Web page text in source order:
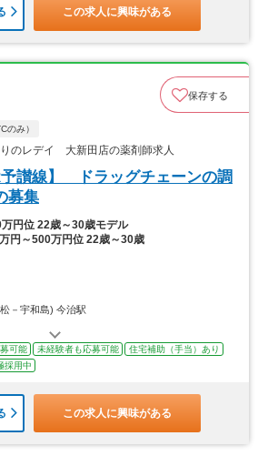
この求人に興味がある
保存する
のみ）
のレデイ 大新田店の薬剤師求人
予讃線】 ドラッグチェーンの調
募集
万円位 22歳～30歳モデル
万円～500万円位 22歳～30歳
－宇和島) 今治駅
可能 未経験者も応募可能
住宅補助（手当）あり
採用中
この求人に興味がある